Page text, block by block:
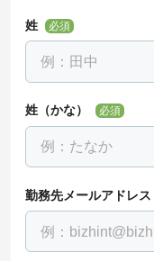
姓 必須
姓（かな） 必須
勤務先メールアドレス